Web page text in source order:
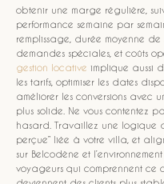
obtenir une marge régulière,
performance semaine par
remplissage, durée moyenne de
demandes spéciales, et coûts
gestion locative implique aussi
les tarifs, optimiser les dates
améliorer les conversions avec
plus solide. Ne vous contentez
hasard. Travaillez une logique
perçue” liée à votre villa, et
sur Belcodène et
voyageurs qui comprennent ce